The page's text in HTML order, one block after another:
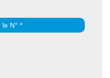
le N° *